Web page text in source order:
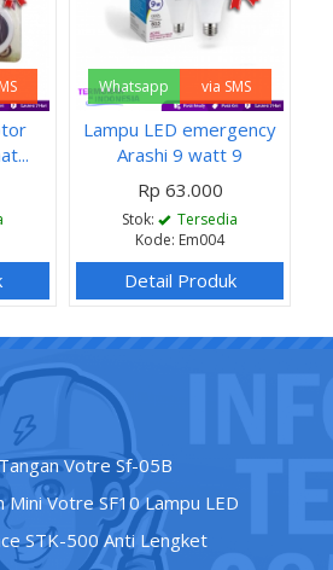
Whatsapp via SMS
Lampu LED emergency
Arashi 9 watt 9
Rp 63.000
Stok:
Tersedia
Kode: Em004
Detail Produk
Votre Sf-05B
Mini Votre SF10 Lampu LED
STK-500 Anti Lengket